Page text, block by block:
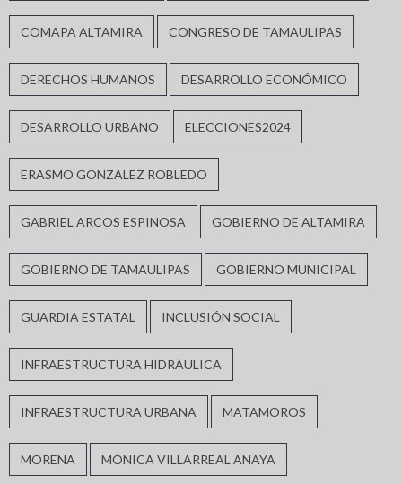
COMAPA ALTAMIRA CONGRESO DE TAMAULIPAS
DERECHOS HUMANOS DESARROLLO ECONÓMICO
DESARROLLO URBANO ELECCIONES2024
ERASMO GONZÁLEZ ROBLEDO
GABRIEL ARCOS ESPINOSA GOBIERNO DE ALTAMIRA
GOBIERNO DE TAMAULIPAS GOBIERNO MUNICIPAL
GUARDIA ESTATAL INCLUSIÓN SOCIAL
INFRAESTRUCTURA HIDRÁULICA
INFRAESTRUCTURA URBANA MATAMOROS
MORENA MÓNICA VILLARREAL ANAYA